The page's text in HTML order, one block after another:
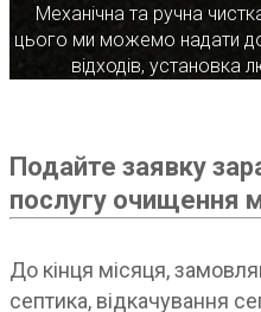
Механічна та ручна
цього ми можемо надати
відходів, установка
Подайте заявку
послугу очищення
До кінця місяця,
септика, відкачування